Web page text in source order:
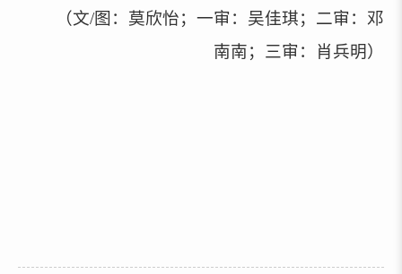
（文/图：莫欣怡；一审：吴佳琪；二审：邓
南南；三审：肖兵明）